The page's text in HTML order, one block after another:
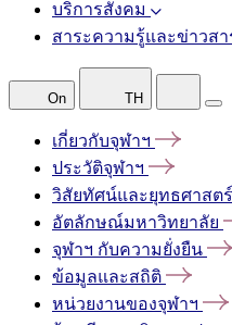
บริการสังคม
สาระความรู้และข่าวสา
On TH
เกี่ยวกับจุฬาฯ
ประวัติจุฬาฯ
วิสัยทัศน์และยุทธศาสตร์
อัตลักษณ์มหาวิทยาลัย
จุฬาฯ กับความยั่งยืน
ข้อมูลและสถิติ
หน่วยงานของจุฬาฯ